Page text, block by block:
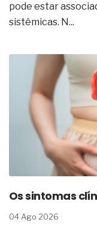
pode estar
sistêmicas. N...
Os sintomas
04 Ago 2026